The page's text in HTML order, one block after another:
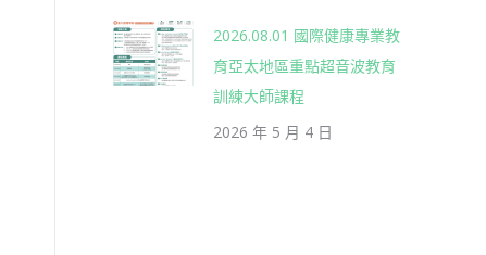
2026.08.01 國際健康專業教
育亞太地區重點超音波教育
訓練大師課程
2026 年 5 月 4 日